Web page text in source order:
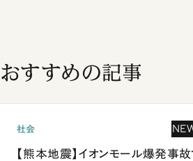
おすすめの記事
社会
【熊本地震】イオンモール爆発事